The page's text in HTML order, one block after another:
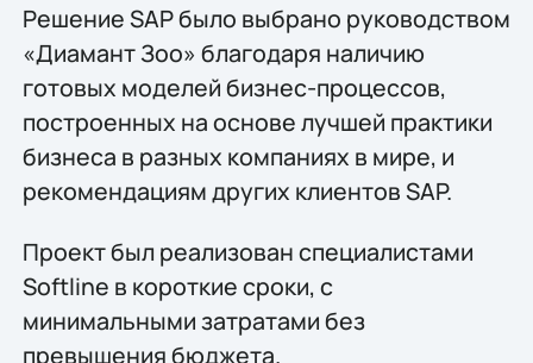
Решение SAP было выбрано руководством
«Диамант Зоо» благодаря наличию
готовых моделей бизнес-процессов,
построенных на основе лучшей практики
бизнеса в разных компаниях в мире, и
рекомендациям других клиентов SAP.
Проект был реализован специалистами
Softline в короткие сроки, с
минимальными затратами без
превышения бюджета.